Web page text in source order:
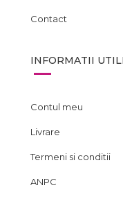
Contact
INFORMATII
Contul meu
Livrare
Termeni si conditii
ANPC